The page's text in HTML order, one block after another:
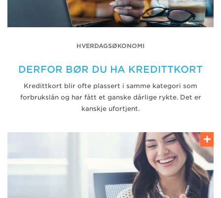
HVERDAGSØKONOMI
DERFOR BØR DU HA KREDITTKORT
Kredittkort blir ofte plassert i samme kategori som
forbrukslån og har fått et ganske dårlige rykte. Det er
kanskje ufortjent.